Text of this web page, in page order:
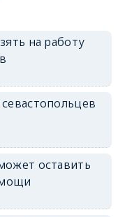
на работу
оставить